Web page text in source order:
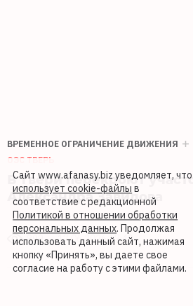
ВРЕМЕННОЕ ОГРАНИЧЕНИЕ ДВИЖЕНИЯ
ОЭС ТВЕРЬ
В Твери перекроют
Александра Завидова
899 17.06.2026 17:48
Сайт www.afanasy.biz уведомляет, что
использует cookie-файлы в
соответствие с редакционной
Политикой в отношении обработки
персональных данных. Продолжая
использовать данный сайт, нажимая
кнопку «Принять», вы даете свое
согласие на работу с этими файлами.